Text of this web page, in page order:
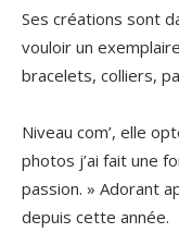
Ses créations sont
vouloir un
bracelets, colliers,
Niveau com’, elle
photos j’ai fait une
passion. » Adorant
depuis cette année.